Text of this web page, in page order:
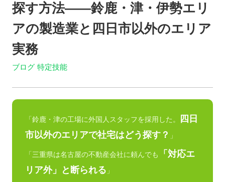
探す方法——鈴鹿・津・伊勢エリ
アの製造業と四日市以外のエリア
実務
ブログ 特定技能
「鈴鹿・津の工場に外国人スタッフを採用した。
四日
市以外のエリアで社宅はどう探す？ 」
「三重県は名古屋の不動産会社に頼んでも
「対応エ
リア外」と断られる 」